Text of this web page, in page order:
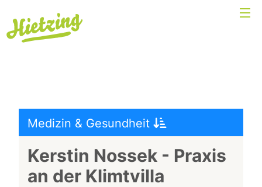
Medizin & Gesundheit
Kerstin Nossek - Praxis
an der Klimtvilla